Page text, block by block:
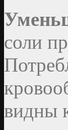
соли
видны